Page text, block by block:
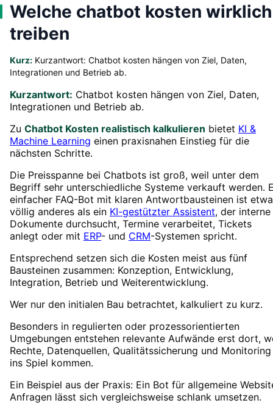
Welche chatbot kosten wirklich
treiben
Kurz: Kurzantwort: Chatbot kosten hängen von Ziel, Daten,
Integrationen und Betrieb ab.
Kurzantwort: Chatbot kosten hängen von Ziel, Daten,
Integrationen und Betrieb ab.
Zu Chatbot Kosten realistisch kalkulieren bietet KI &
Machine Learning einen praxisnahen Einstieg für die
nächsten Schritte.
Die Preisspanne bei Chatbots ist groß, weil unter dem
Begriff sehr unterschiedliche Systeme verkauft werden.
einfacher FAQ-Bot mit klaren Antwortbausteinen ist
völlig anderes als ein KI-gestützter Assistent, der interne
Dokumente durchsucht, Termine verarbeitet, Tickets
anlegt oder mit ERP- und CRM-Systemen spricht.
Entsprechend setzen sich die Kosten meist aus fünf
Bausteinen zusammen: Konzeption, Entwicklung,
Integration, Betrieb und Weiterentwicklung.
Wer nur den initialen Bau betrachtet, kalkuliert zu kurz.
Besonders in regulierten oder prozessorientierten
Umgebungen entstehen relevante Aufwände erst dort,
Rechte, Datenquellen, Qualitätssicherung und Monitoring
ins Spiel kommen.
Ein Beispiel aus der Praxis: Ein Bot für allgemeine
Anfragen lässt sich vergleichsweise schlank umsetzen.